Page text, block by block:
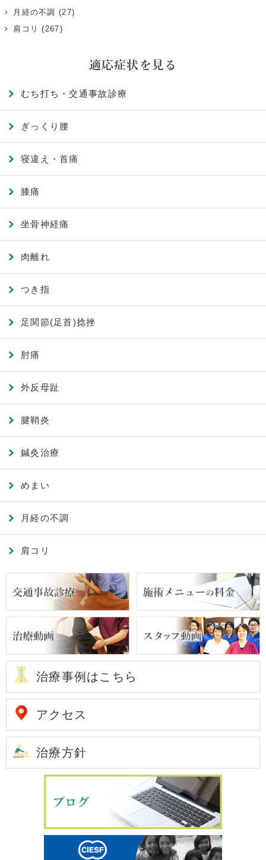
月経の不調 (27)
肩コリ (267)
適応症状を見る
むち打ち・交通事故診療
ぎっくり腰
寝違え・首痛
膝痛
坐骨神経痛
肉離れ
つき指
足関節(足首)捻挫
肘痛
外反母趾
腱鞘炎
鍼灸治療
めまい
月経の不調
肩コリ
治療事例はこちら
アクセス
治療方針